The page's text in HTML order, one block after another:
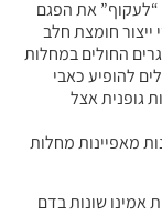
“לעקוף” את הפגם
חומצת חלב
החולים במחלות
להופיע כאבי
גופנית אצל
מאפיינות מחלות
אמינו שונות בדם